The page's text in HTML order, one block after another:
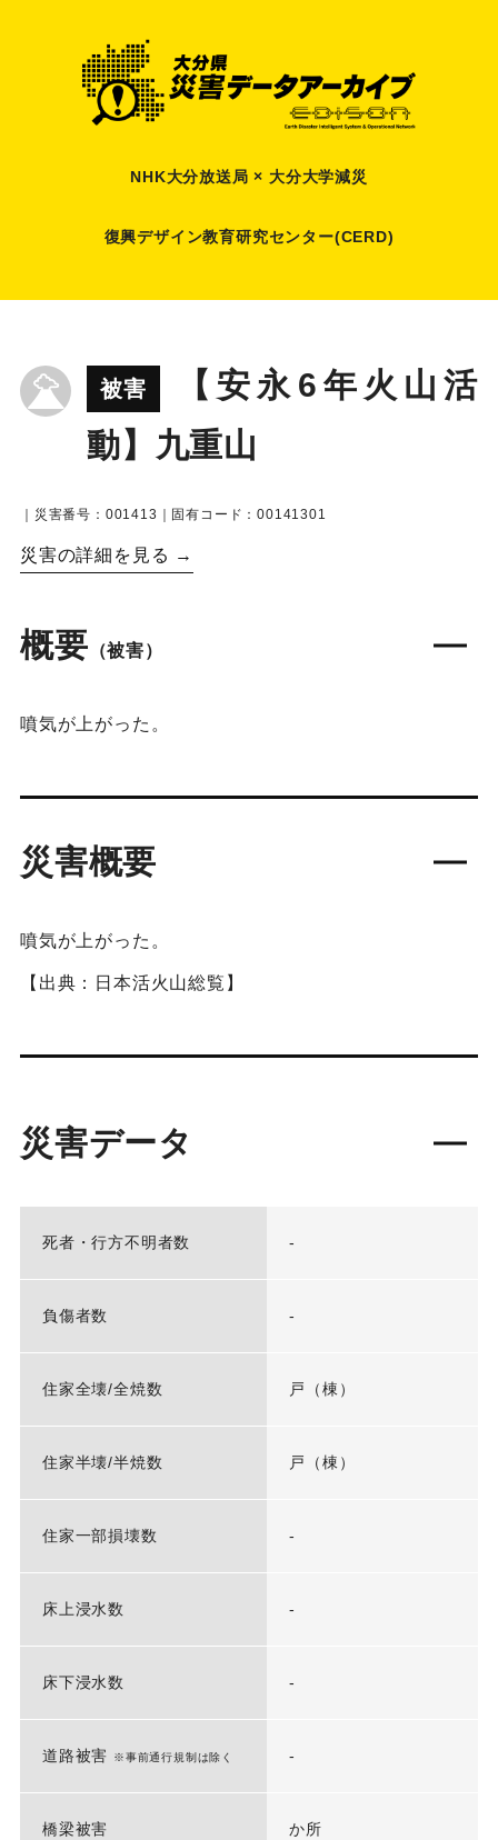
NHK大分放送局 × 大分大学減災
復興デザイン教育研究センター(CERD)
被害
【安永6年火山活
動】九重山
｜災害番号：001413｜固有コード：00141301
災害の詳細を見る →
概要 （被害）
噴気が上がった。
災害概要
噴気が上がった。
【出典：日本活火山総覧】
災害データ
死者・行方不明者数 -
負傷者数 -
住家全壊/全焼数 戸（棟）
住家半壊/半焼数 戸（棟）
住家一部損壊数 -
床上浸水数 -
床下浸水数 -
道路被害 ※事前通行規制は除く -
橋梁被害 か所